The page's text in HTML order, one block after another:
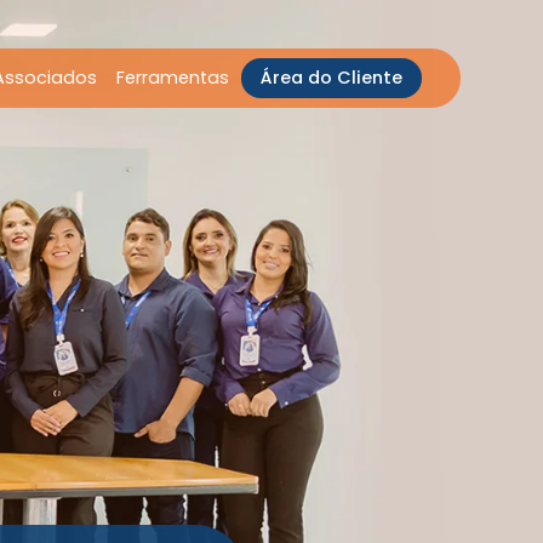
Ferramentas Área do Cliente